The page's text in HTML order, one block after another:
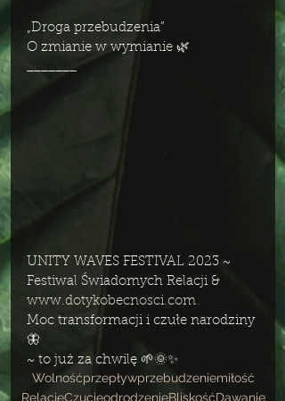
„Droga przebudzenia”
O zmianie w wymianie 🌿
_______
UNITY WAVES FESTIVAL 2023 ~
Festiwal Świadomych Relacji &
www.dotykobecnosci.com
Moc transformacji i czułe narodziny
🦋
~ to już za chwilę 🌱🌞✨
Wolnośćprzepływprzebudzeniemiłość
RelacjeCzucieodrodzenieBliskośćDawanie